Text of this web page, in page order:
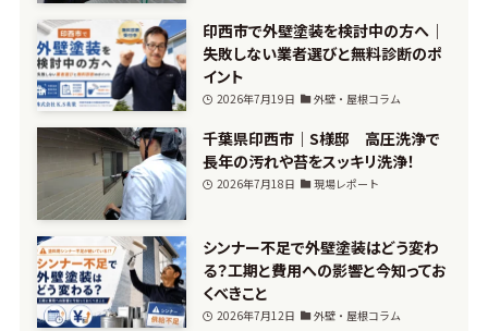
印西市で外壁塗装を検討中の方へ｜
失敗しない業者選びと無料診断のポ
イント
2026年7月19日 外壁・屋根コラム
千葉県印西市｜S様邸 高圧洗浄で
長年の汚れや苔をスッキリ洗浄！
2026年7月18日 現場レポート
シンナー不足で外壁塗装はどう変わ
る？工期と費用への影響と今知ってお
くべきこと
2026年7月12日 外壁・屋根コラム